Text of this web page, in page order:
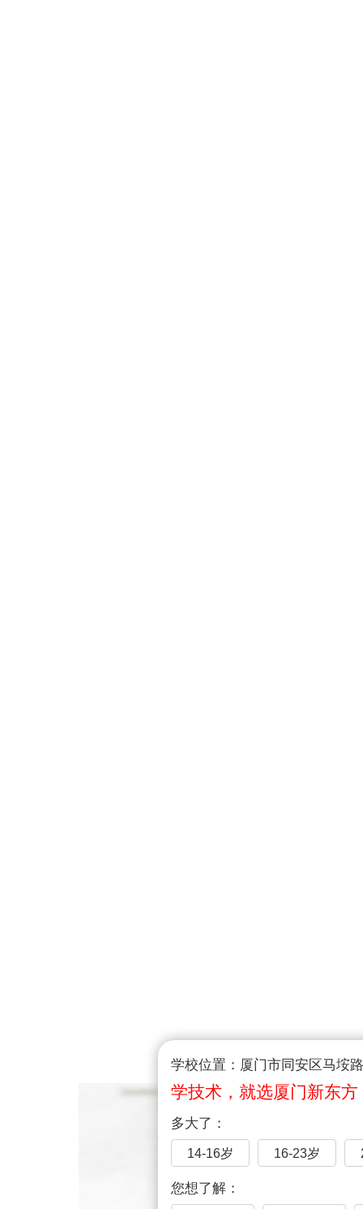
学校位置：厦门市同安区马垵
学技术，就选厦门新东方
多大了：
14-16岁 16-23岁
您想了解：